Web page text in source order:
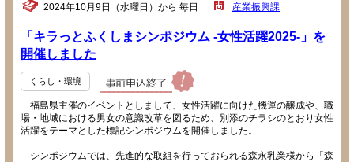
2024年10月9日（水曜日）から 毎日 産業振興課
「キラっとふくしまシンポジウム -女性活躍2025-」を
開催しました
くらし・環境
福島県主催のイベントとしまして、女性活躍に向けた機運の醸成や、職
場・地域における男女の意識改革を図るため、別添のチラシのとおり女性
活躍をテーマとした標記シンポジウムを開催しました。
シンポジウムでは、先進的な取組を行っておられる森永乳業様から「森